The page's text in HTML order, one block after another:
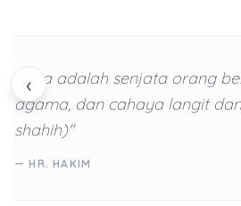
‹
"Doa adalah senjata orang
agama, dan cahaya langit
shahih)"
— HR. HAKIM